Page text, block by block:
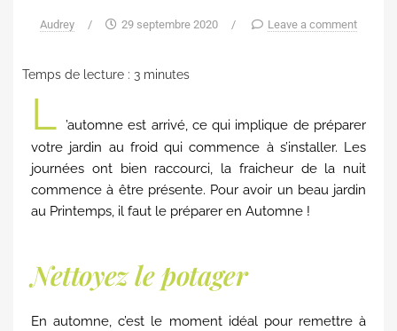
Audrey / 29 septembre 2020 / Leave a comment
Temps de lecture : 3 minutes
L
’automne est arrivé, ce qui implique de préparer
votre jardin au froid qui commence à s’installer. Les
journées ont bien raccourci, la fraicheur de la nuit
commence à être présente. Pour avoir un beau jardin
au Printemps, il faut le préparer en Automne !
Nettoyez le potager
En automne, c’est le moment idéal pour remettre à